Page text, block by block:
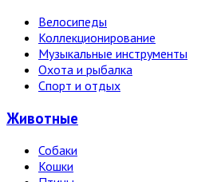
Велосипеды
Коллекционирование
Музыкальные инструменты
Охота и рыбалка
Спорт и отдых
Животные
Собаки
Кошки